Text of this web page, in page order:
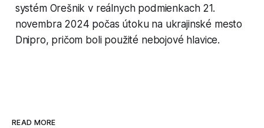
systém Orešnik v reálnych podmienkach 21.
novembra 2024 počas útoku na ukrajinské mesto
Dnipro, pričom boli použité nebojové hlavice.
READ MORE